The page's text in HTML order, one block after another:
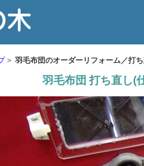
羽毛布団のオーダーリフォーム／打
羽毛布団 打ち直し(